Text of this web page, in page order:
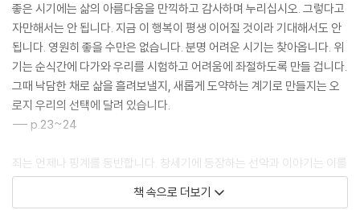
좋은 시기에는 삶의 아름다움을 만끽하고 감사하며 누리십시오. 그렇다고
자만해서는 안 됩니다. 지금 이 행복이 평생 이어질 것이라 기대해서도 안
됩니다. 영원히 좋을 수만은 없습니다. 분명 어려운 시기는 찾아옵니다. 위
기는 순식간에 다가와 우리를 시험하고 어려움에 좌절하도록 만들 겁니다.
그때 낙담한 채로 삶을 흘려보낼지, 새롭게 도약하는 계기로 만들지는 오
로지 우리의 선택에 달려 있습니다.
--- p.23~24
죄는 언제나 핑계를 동반합니다. 창세기에 등장하는 선악과 이야기는 이를
명확하게 보여줍니다. 아담과 하와는 하나님과의 약속을 어긴 뒤 각자 핑
계를 대며 책임을 회피하려 했습니다. 아담은 자신의 잘못을 인정하기보다
책 속으로 더보기